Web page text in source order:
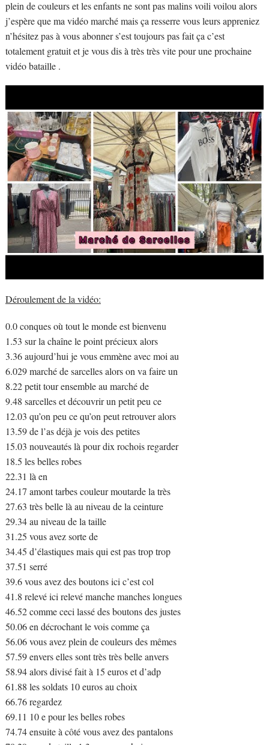
Déroulement de la vidéo:
0.0 conques où tout le monde est bienvenu
1.53 sur la chaîne le point précieux alors
3.36 aujourd’hui je vous emmène avec moi au
6.029 marché de sarcelles alors on va faire un
8.22 petit tour ensemble au marché de
9.48 sarcelles et découvrir un petit peu ce
12.03 qu’on peu ce qu’on peut retrouver alors
13.59 de l’as déjà je vois des petites
15.03 nouveautés là pour dix rochois regarder
18.5 les belles robes
22.31 là en
24.17 amont tarbes couleur moutarde la très
27.63 très belle là au niveau de la ceinture
29.34 au niveau de la taille
31.25 vous avez sorte de
34.45 d’élastiques mais qui est pas trop trop
37.51 serré
39.6 vous avez des boutons ici c’est col
41.8 relevé ici relevé manche manches longues
46.52 comme ceci lassé des boutons des justes
50.06 en décrochant le vois comme ça
56.06 vous avez plein de couleurs des mêmes
57.59 envers elles sont très très belle anvers
58.94 alors divisé fait à 15 euros et d’adp
61.88 les soldats 10 euros au choix
66.76 regardez
69.11 10 e pour les belles robes
74.74 ensuite à côté vous avez des pantalons